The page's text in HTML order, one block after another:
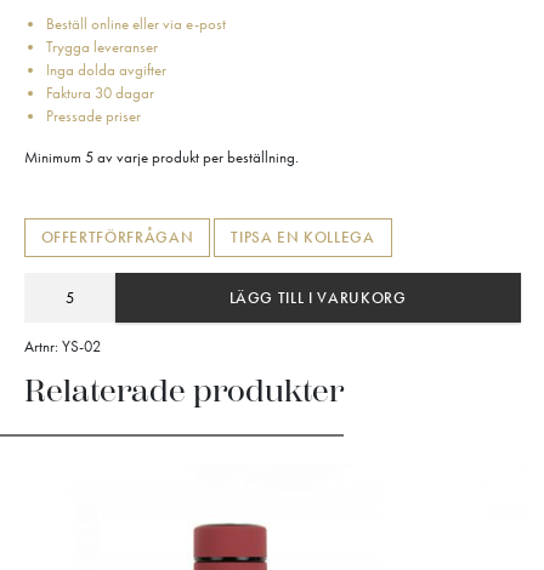
Beställ online eller via e-post
Trygga leveranser
Inga dolda avgifter
Faktura 30 dagar
Pressade priser
Minimum 5 av varje produkt per beställning.
OFFERTFÖRFRÅGAN TIPSA EN KOLLEGA
LÄGG TILL I VARUKORG
Artnr: YS-02
Relaterade produkter